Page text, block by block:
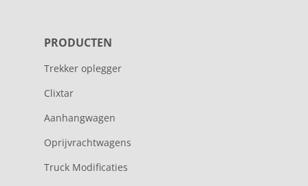
PRODUCTEN
Trekker oplegger
Clixtar
Aanhangwagen
Oprijvrachtwagens
Truck Modificaties